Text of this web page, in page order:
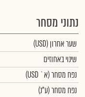
נתוני מסחר
שער אחרון (USD)
שינוי באחוזים
נפח מסחר(א` USD)
נפח מסחר(ע"נ)